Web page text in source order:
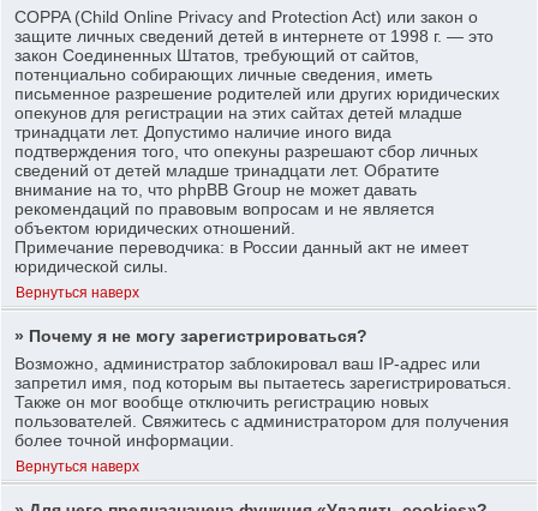
COPPA (Child Online Privacy and Protection Act) или закон о
защите личных сведений детей в интернете от 1998 г. — это
закон Соединенных Штатов, требующий от сайтов,
потенциально собирающих личные сведения, иметь
письменное разрешение родителей или других юридических
опекунов для регистрации на этих сайтах детей младше
тринадцати лет. Допустимо наличие иного вида
подтверждения того, что опекуны разрешают сбор личных
сведений от детей младше тринадцати лет. Обратите
внимание на то, что phpBB Group не может давать
рекомендаций по правовым вопросам и не является
объектом юридических отношений.
Примечание переводчика: в России данный акт не имеет
юридической силы.
Вернуться наверх
» Почему я не могу зарегистрироваться?
Возможно, администратор заблокировал ваш IP-адрес или
запретил имя, под которым вы пытаетесь зарегистрироваться.
Также он мог вообще отключить регистрацию новых
пользователей. Свяжитесь с администратором для получения
более точной информации.
Вернуться наверх